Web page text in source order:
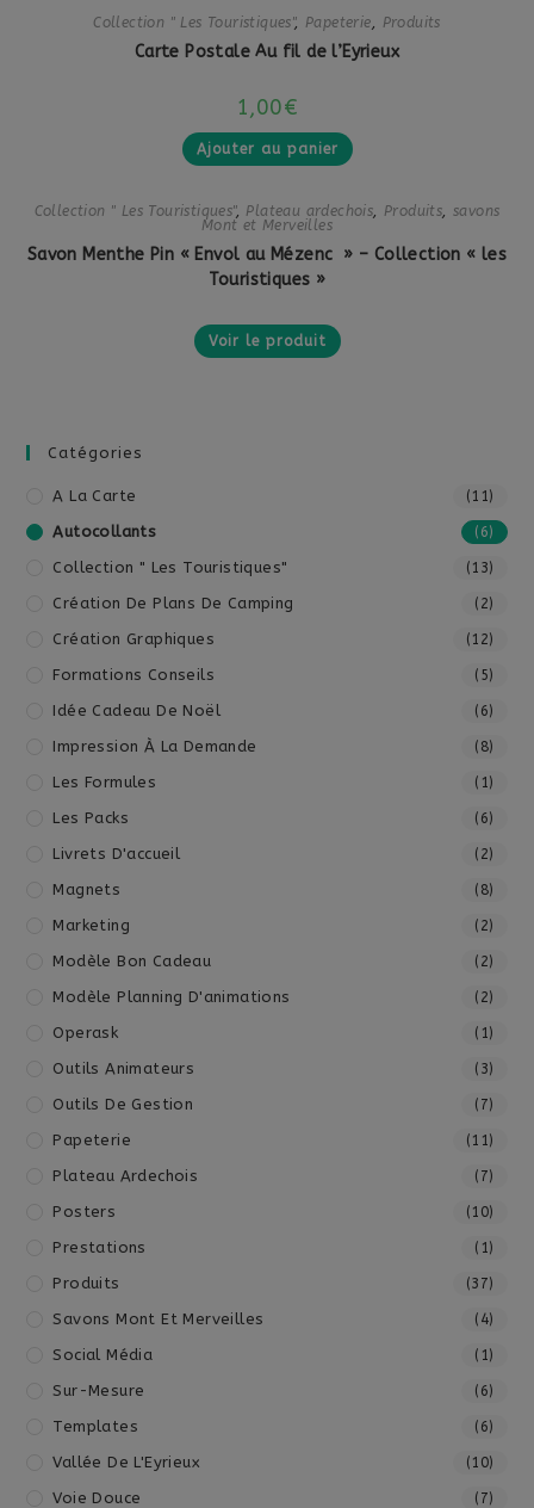
Collection " Les Touristiques", Papeterie, Produits
Carte Postale Au fil de l’Eyrieux
1,00€
Ajouter au panier
Collection " Les Touristiques", Plateau ardechois, Produits,savons
Mont et Merveilles
Savon Menthe Pin « Envol au Mézenc » – Collection « les
Touristiques »
Voir le produit
Catégories
A La Carte (11)
Autocollants (6)
Collection " Les Touristiques" (13)
Création De Plans De Camping (2)
Création Graphiques (12)
Formations Conseils (5)
Idée Cadeau De Noël (6)
Impression À La Demande (8)
Les Formules (1)
Les Packs (6)
Livrets D'accueil (2)
Magnets (8)
Marketing (2)
Modèle Bon Cadeau (2)
Modèle Planning D'animations (2)
Operask (1)
Outils Animateurs (3)
Outils De Gestion (7)
Papeterie (11)
Plateau Ardechois (7)
Posters (10)
Prestations (1)
Produits (37)
Savons Mont Et Merveilles (4)
Social Média (1)
Sur-Mesure (6)
Templates (6)
Vallée De L'Eyrieux (10)
Voie Douce (7)